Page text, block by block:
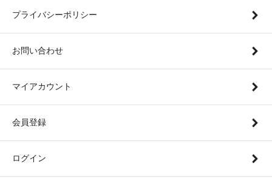
プライバシーポリシー
お問い合わせ
マイアカウント
会員登録
ログイン